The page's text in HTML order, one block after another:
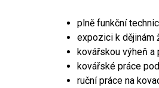
plně funkční
expozici k dějinám
kovářskou výheň a
kovářské práce
ruční práce na